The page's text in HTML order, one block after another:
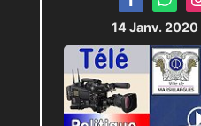
14 Janv. 2020